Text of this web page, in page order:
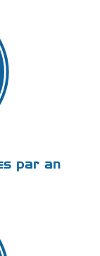
par an